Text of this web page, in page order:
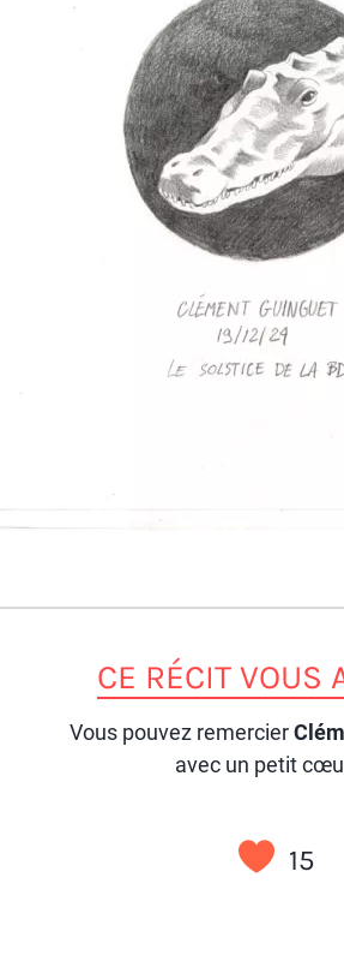
CE RÉCIT VOUS
Vous pouvez remercier
avec un petit
15